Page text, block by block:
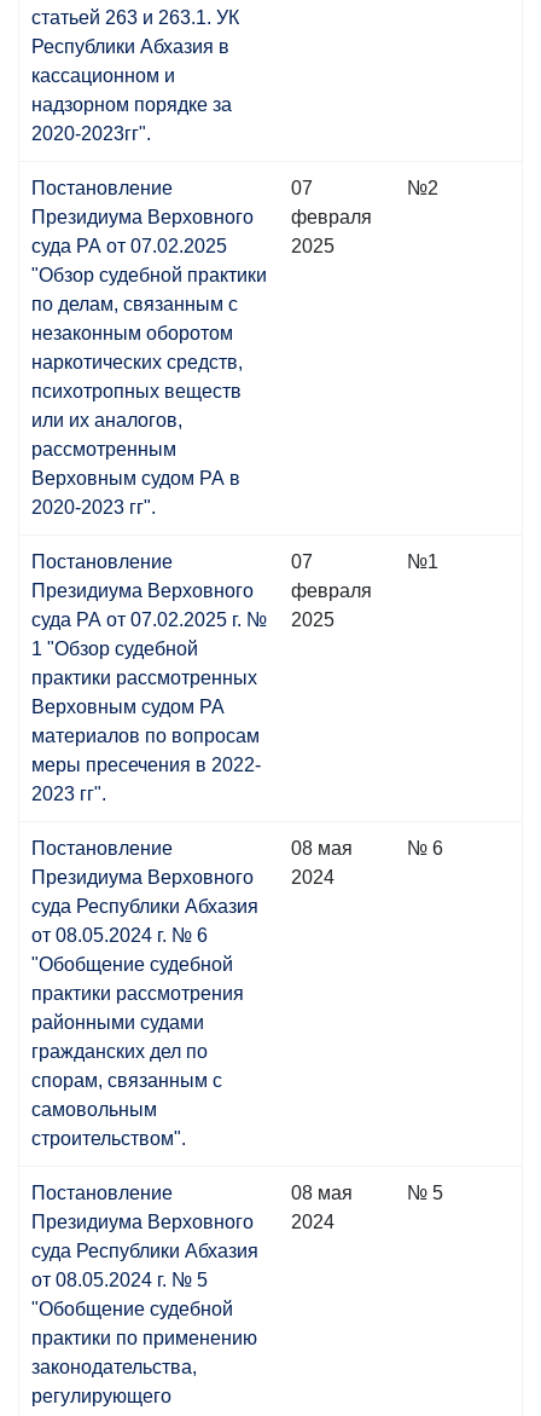
статьей 263 и 263.1. УК
Республики Абхазия в
кассационном и
надзорном порядке за
2020-2023гг".
Постановление
Президиума Верховного
суда РА от 07.02.2025
"Обзор судебной практики
по делам, связанным с
незаконным оборотом
наркотических средств,
психотропных веществ
или их аналогов,
рассмотренным
Верховным судом РА в
2020-2023 гг".
07
февраля
2025
№2
Постановление
Президиума Верховного
суда РА от 07.02.2025 г. №
1 "Обзор судебной
практики рассмотренных
Верховным судом РА
материалов по вопросам
меры пресечения в 2022-
2023 гг".
07
февраля
2025
№1
Постановление
Президиума Верховного
суда Республики Абхазия
от 08.05.2024 г. № 6
"Обобщение судебной
практики рассмотрения
районными судами
гражданских дел по
спорам, связанным с
самовольным
строительством".
08 мая
2024
№ 6
Постановление
Президиума Верховного
суда Республики Абхазия
от 08.05.2024 г. № 5
"Обобщение судебной
практики по применению
законодательства,
регулирующего
08 мая
2024
№ 5